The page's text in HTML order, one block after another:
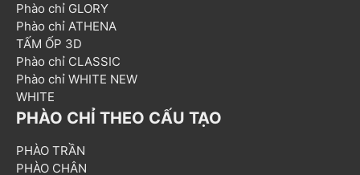
Phào chỉ GLORY
Phào chỉ ATHENA
TẤM ỐP 3D
Phào chỉ CLASSIC
Phào chỉ WHITE NEW
WHITE
PHÀO CHỈ THEO CẤU TẠO
PHÀO TRẦN
PHÀO CHÂN